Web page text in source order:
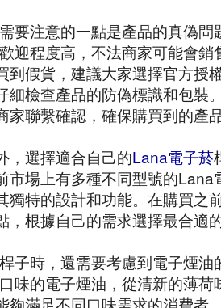
需要注意的一點是產品的真偽問
迎程度高，不法商家可能會銷
到假貨，建議大家選擇官方授
細檢查產品的防偽標識和包裝
家聯繫確認，確保購買到的產
，選擇適合自己的Lana電子菸
市場上有多種不同型號的Lana
獨特的設計和功能。在購買之
，根據自己的需求選擇最合適
子時，還需要考慮到電子煙油
味的電子煙油，從清新的薄荷
夠滿足不同口味需求的消費者